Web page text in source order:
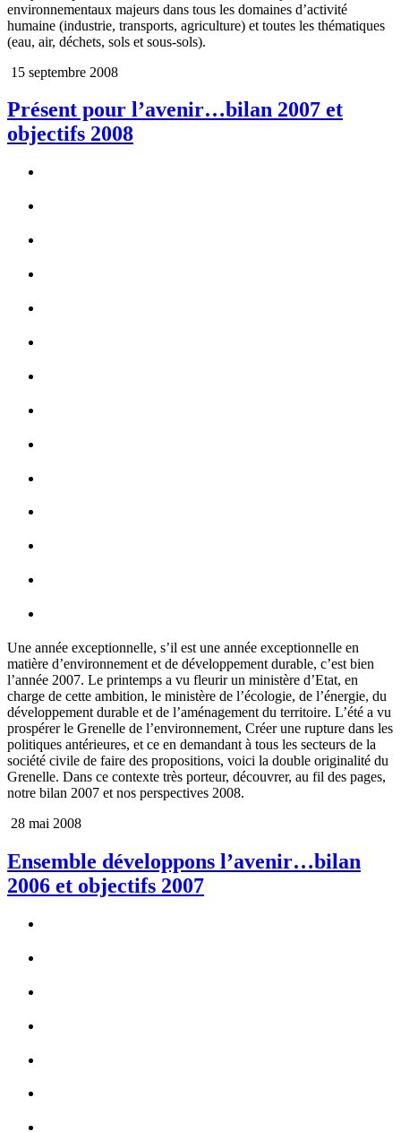
environnementaux majeurs dans tous les domaines d’activité
humaine (industrie, transports, agriculture) et toutes les thématiques
(eau, air, déchets, sols et sous-sols).
15 septembre 2008
Présent pour l’avenir…bilan 2007 et
objectifs 2008
Une année exceptionnelle, s’il est une année exceptionnelle en
matière d’environnement et de développement durable, c’est bien
l’année 2007. Le printemps a vu fleurir un ministère d’Etat, en
charge de cette ambition, le ministère de l’écologie, de l’énergie, du
développement durable et de l’aménagement du territoire. L’été a vu
prospérer le Grenelle de l’environnement, Créer une rupture dans les
politiques antérieures, et ce en demandant à tous les secteurs de la
société civile de faire des propositions, voici la double originalité du
Grenelle. Dans ce contexte très porteur, découvrer, au fil des pages,
notre bilan 2007 et nos perspectives 2008.
28 mai 2008
Ensemble développons l’avenir…bilan
2006 et objectifs 2007